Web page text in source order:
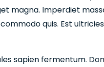
magna. Imperdiet
quis. Est
sapien fermentum.